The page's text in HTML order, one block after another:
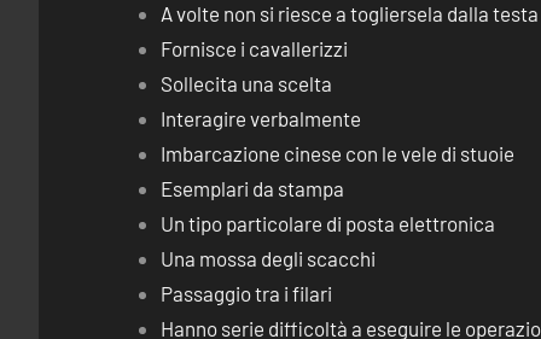
A volte non si riesce a togliersela dalla testa
Fornisce i cavallerizzi
Sollecita una scelta
Interagire verbalmente
Imbarcazione cinese con le vele di stuoie
Esemplari da stampa
Un tipo particolare di posta elettronica
Una mossa degli scacchi
Passaggio tra i filari
Hanno serie difficoltà a eseguire le